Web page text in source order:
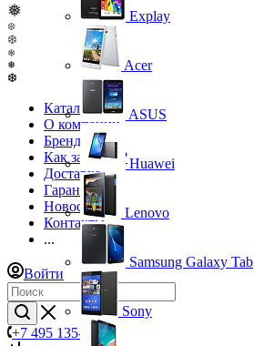
❅
❆
❆
❄
❅
❆
Каталог
О компании
Бренды
Как заказать?
Доставка
Гарантия
Новости
Контакты
...
Войти
+7 495 135-39-43
Explay
Acer
ASUS
Huawei
Lenovo
Samsung Galaxy Tab
Sony